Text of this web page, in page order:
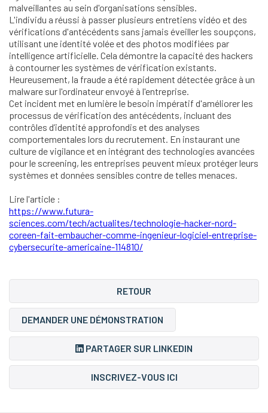
malveillantes au sein d'organisations sensibles.
L'individu a réussi à passer plusieurs entretiens vidéo et des
vérifications d'antécédents sans jamais éveiller les soupçons,
utilisant une identité volée et des photos modifiées par
intelligence artificielle. Cela démontre la capacité des hackers
à contourner les systèmes de vérification existants.
Heureusement, la fraude a été rapidement détectée grâce à un
malware sur l'ordinateur envoyé à l'entreprise.
Cet incident met en lumière le besoin impératif d'améliorer les
processus de vérification des antécédents, incluant des
contrôles d’identité approfondis et des analyses
comportementales lors du recrutement. En instaurant une
culture de vigilance et en intégrant des technologies avancées
pour le screening, les entreprises peuvent mieux protéger leurs
systèmes et données sensibles contre de telles menaces.
Lire l'article :
https://www.futura-
sciences.com/tech/actualites/technologie-hacker-nord-
coreen-fait-embaucher-comme-ingenieur-logiciel-entreprise-
cybersecurite-americaine-114810/
RETOUR
DEMANDER UNE DÉMONSTRATION
PARTAGER SUR LINKEDIN
INSCRIVEZ-VOUS ICI